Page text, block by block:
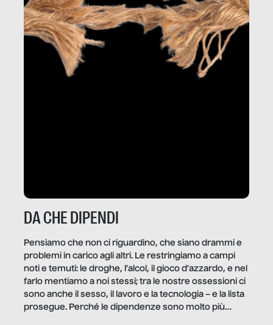
DA CHE DIPENDI
Pensiamo che non ci riguardino, che siano drammi e
problemi in carico agli altri. Le restringiamo a campi
noti e temuti: le droghe, l’alcol, il gioco d’azzardo, e nel
farlo mentiamo a noi stessi; tra le nostre ossessioni ci
sono anche il sesso, il lavoro e la tecnologia – e la lista
prosegue. Perché le dipendenze sono molto più